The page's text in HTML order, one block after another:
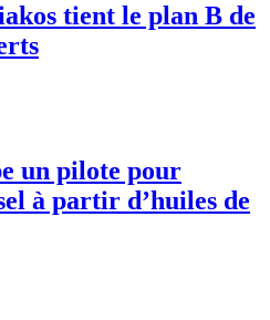
tient le plan B de
un pilote pour
à partir d’huiles de